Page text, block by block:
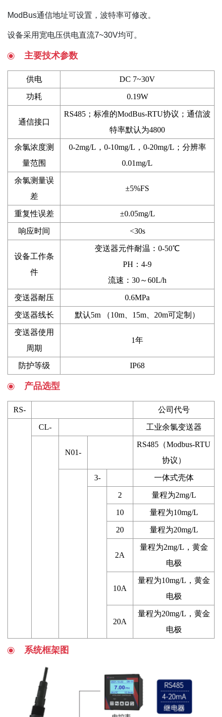
ModBus通信地址可设置，波特率可修改。
设备采用宽电压供电直流7~30V均可。
主要技术参数
供电 DC 7~30V
功耗 0.19W
通信接口
RS485；标准的ModBus-RTU协议；通信波
特率默认为4800
余氯浓度测
量范围
0-2mg/L，0-10mg/L，0-20mg/L；分辨率
0.01mg/L
余氯测量误
差
±5%FS
重复性误差 ±0.05mg/L
响应时间 <30s
设备工作条
件
变送器元件耐温：0-50℃
PH：4-9
流速：30～60L/h
变送器耐压 0.6MPa
变送器线长 默认5m （10m、15m、20m可定制）
变送器使用
周期
1年
防护等级 IP68
产品选型
RS- 公司代号
CL- 工业余氯变送器
N01-
RS485（Modbus-RTU
协议）
3- 一体式壳体
2 量程为2mg/L
10 量程为10mg/L
20 量程为20mg/L
2A
量程为2mg/L，黄金
电极
10A
量程为10mg/L，黄金
电极
20A
量程为20mg/L，黄金
电极
系统框架图